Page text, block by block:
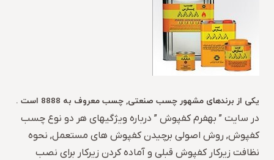
یکی از برندهای مشهور چسب صنعتی, چسب معروف به 8888 است .
در سایت ” بهفرم کفپوش ” درباره ویژگیهای هر دو نوع چسب
کفپوش, روش اصولی برچیدن کفپوش های مستعمل, نحوه
نظافت زیرکار کفپوش قبلی و آماده کردن زیرکار برای نصب